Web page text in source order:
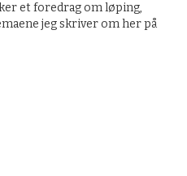
et foredrag om løping,
jeg skriver om her på